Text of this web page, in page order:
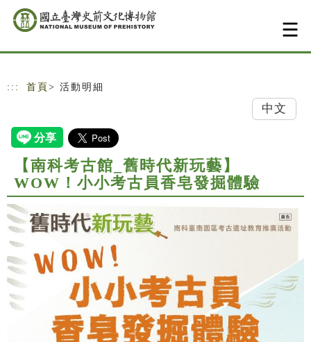
跳到主要內容
網站導覽
::: 首頁 > 活動明細
中文
【南科考古館_舊時代新玩藝】
WOW！小小考古員香皂發掘體驗